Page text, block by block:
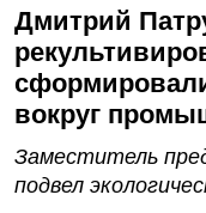
Дмитрий
вокруг
Заместитель
подвел